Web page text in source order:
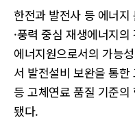
한전과 발전사 등 에너
·풍력 중심 재생에너지
에너지원으로서의 가능
서 발전설비 보완을 통한
등 고체연료 품질 기준
됐다.